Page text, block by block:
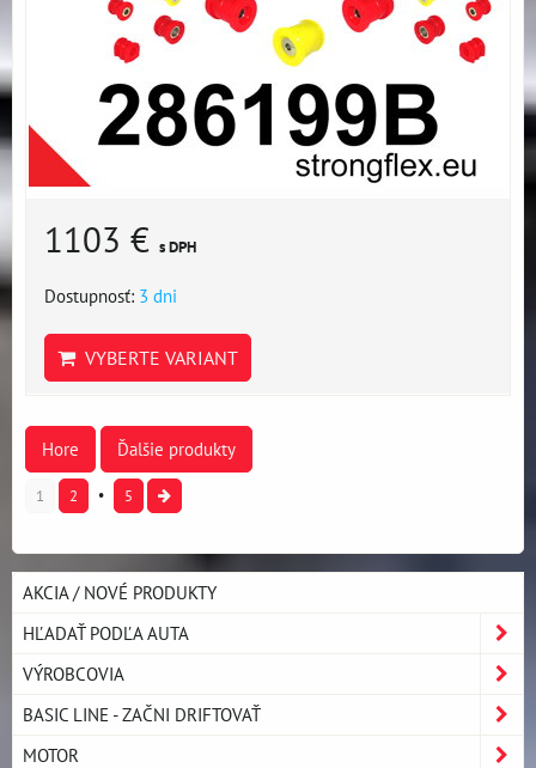
1103 € s DPH
Dostupnosť: 3 dni
VYBERTE VARIANT
Hore Ďalšie produkty
1 2 5
AKCIA / NOVÉ PRODUKTY
HĽADAŤ PODĽA AUTA
VÝROBCOVIA
BASIC LINE - ZAČNI DRIFTOVAŤ
MOTOR